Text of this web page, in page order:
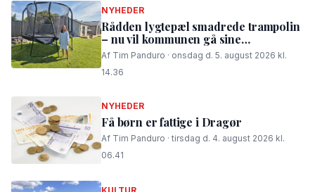
NYHEDER
Rådden lygtepæl smadrede trampolin
– nu vil kommunen gå sine
procedurer efter
Af Tim Panduro · onsdag d. 5. august 2026 kl.
14.36
NYHEDER
Få børn er fattige i Dragør
Af Tim Panduro · tirsdag d. 4. august 2026 kl.
06.41